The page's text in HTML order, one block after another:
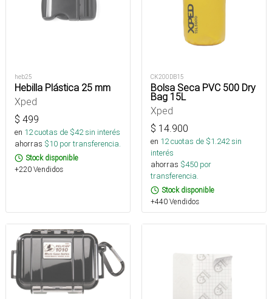
heb25
Hebilla Plástica 25 mm
Xped
$ 499
en 12cuotas de $42sin interés
ahorras $10 por transferencia.
Stock disponible
+220 Vendidos
CK200DB15
Bolsa Seca PVC 500 Dry
Bag 15L
Xped
$ 14.900
en 12cuotas de $1.242sin
interés
ahorras $450 por
transferencia.
Stock disponible
+440 Vendidos